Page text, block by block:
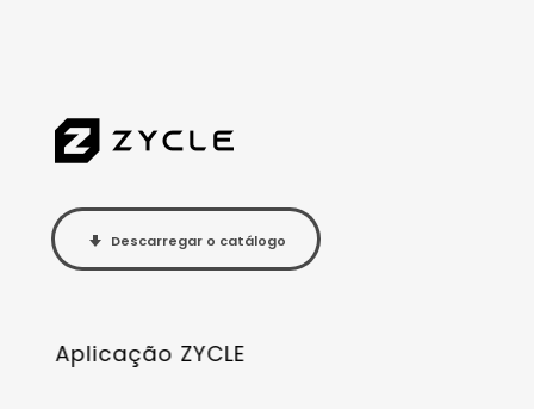
Descarregar o catálogo
Aplicação ZYCLE